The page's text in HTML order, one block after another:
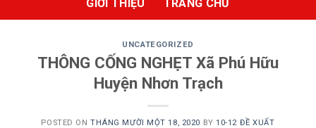
GIỚI THIỆU TRANG CHỦ
UNCATEGORIZED
THÔNG CỐNG NGHẸT Xã Phú Hữu
Huyện Nhơn Trạch
POSTED ONTHÁNG MƯỜI MỘT 18, 2020 BY10-12 ĐỀ XUẤT